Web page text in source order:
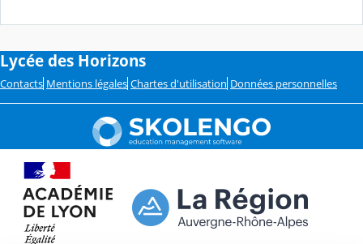
Lycée des Horizons
Contacts Mentions légales Chartes d'utilisation Données personnelles